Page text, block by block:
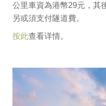
公里車資為港幣29元，其
另或須支付隧道費。
按此查看详情。